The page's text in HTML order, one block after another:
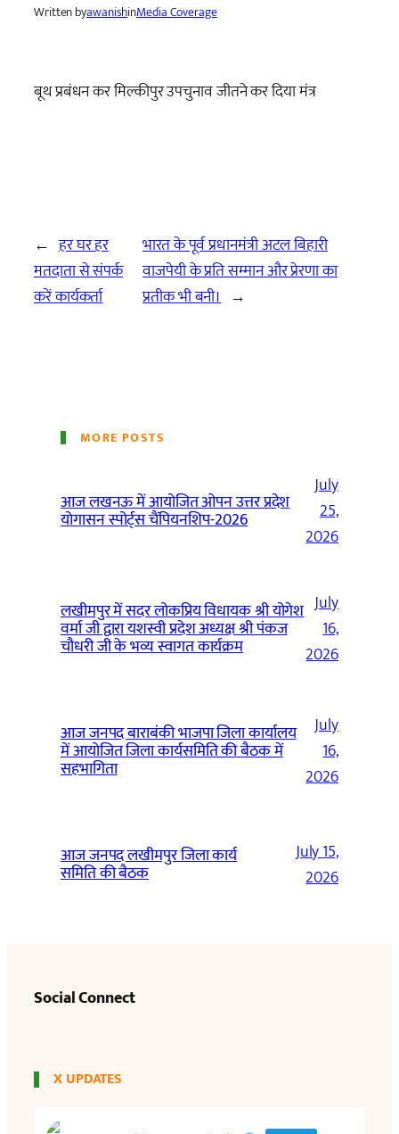
Written byawanishinMedia Coverage
बूथ प्रबंधन कर मिल्कीपुर उपचुनाव जीतने कर दिया मंत्र
← हर घर हर
मतदाता से संपर्क
करें कार्यकर्ता
भारत के पूर्व प्रधानमंत्री अटल बिहारी
वाजपेयी के प्रति सम्मान और प्रेरणा का
प्रतीक भी बनी। →
MORE POSTS
आज लखनऊ में आयोजित ओपन उत्तर प्रदेश
योगासन स्पोर्ट्स चैंपियनशिप-2026
July
25,
2026
लखीमपुर में सदर लोकप्रिय विधायक श्री योगेश
वर्मा जी द्वारा यशस्वी प्रदेश अध्यक्ष श्री पंकज
चौधरी जी के भव्य स्वागत कार्यक्रम
July
16,
2026
आज जनपद बाराबंकी भाजपा जिला कार्यालय
में आयोजित जिला कार्यसमिति की बैठक में
सहभागिता
July
16,
2026
आज जनपद लखीमपुर जिला कार्य
समिति की बैठक
July 15,
2026
Social Connect
X UPDATES